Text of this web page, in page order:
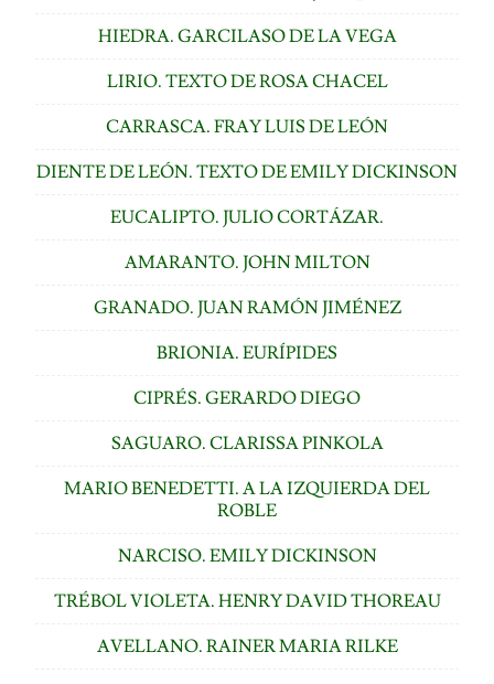
HIEDRA. GARCILASO DE LA VEGA
LIRIO. TEXTO DE ROSA CHACEL
CARRASCA. FRAY LUIS DE LEÓN
DIENTE DE LEÓN. TEXTO DE EMILY DICKINSON
EUCALIPTO. JULIO CORTÁZAR.
AMARANTO. JOHN MILTON
GRANADO. JUAN RAMÓN JIMÉNEZ
BRIONIA. EURÍPIDES
CIPRÉS. GERARDO DIEGO
SAGUARO. CLARISSA PINKOLA
MARIO BENEDETTI. A LA IZQUIERDA DEL
ROBLE
NARCISO. EMILY DICKINSON
TRÉBOL VIOLETA. HENRY DAVID THOREAU
AVELLANO. RAINER MARIA RILKE